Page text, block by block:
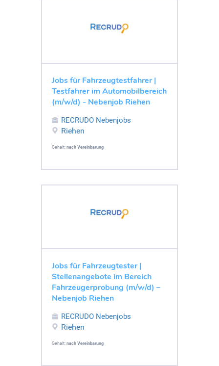
Jobs für Fahrzeugtestfahrer |
Testfahrer im Automobilbereich
(m/w/d) - Nebenjob Riehen
RECRUDO Nebenjobs
Riehen
Gehalt: nach Vereinbarung
Jobs für Fahrzeugtester |
Stellenangebote im Bereich
Fahrzeugerprobung (m/w/d) –
Nebenjob Riehen
RECRUDO Nebenjobs
Riehen
Gehalt: nach Vereinbarung